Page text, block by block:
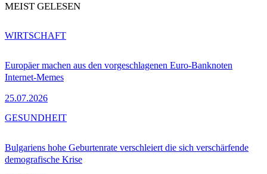
MEIST GELESEN
Europäer machen aus den vorgeschlagenen Euro-Banknoten
Internet-Memes
25.07.2026
WIRTSCHAFT
Bulgariens hohe Geburtenrate verschleiert die sich verschärfende
demografische Krise
GESUNDHEIT